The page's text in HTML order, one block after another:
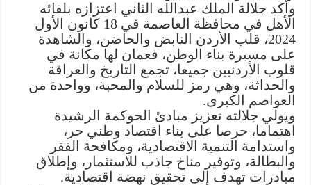
وأكد جلالة الملك عبدالله الثاني اعتزازه بلقائه
الأهل في محافظة العاصمة في 18 كانون الأول
2024، قلب الأردن النابض والحاضن، والشاهدة
على مسيرة بناء الوطن، فعمان لها مكانة في
قلوب الأردنيين جميعا، تجمع التاريخ والعراقة
والحداثة، وهي رمز للسلام والمحبة، وواحدة من
العواصم الكبرى.
ويولي جلالته تعزيز مبادئ الحوكمة الرشيدة
اهتماما، حرصا على بناء اقتصاد وطني حر،
واستدامة التنمية الاقتصادية، ومكافحة الفقر
والبطالة، وتوفير مناخ جاذب للاستثمار، وإطلاق
مبادرات تهدف إلى تحقيق نهضة اقتصادية.